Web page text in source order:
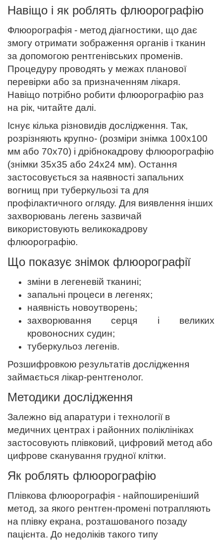
Навіщо і як роблять флюорографію
Флюорографія - метод діагностики, що дає
змогу отримати зображення органів і тканин
за допомогою рентгенівських променів.
Процедуру проводять у межах планової
перевірки або за призначенням лікаря.
Навіщо потрібно робити флюорографію раз
на рік, читайте далі.
Існує кілька різновидів дослідження. Так,
розрізняють крупно- (розміри знімка 100х100
мм або 70х70) і дрібнокадрову флюорографію
(знімки 35х35 або 24х24 мм). Остання
застосовується за наявності запальних
вогнищ при туберкульозі та для
профілактичного огляду. Для виявлення інших
захворювань легень зазвичай
використовують великокадрову
флюорографію.
Що показує знімок флюорографії
зміни в легеневій тканині;
запальні процеси в легенях;
наявність новоутворень;
захворювання серця і великих
кровоносних судин;
туберкульоз легенів.
Розшифровкою результатів дослідження
займається лікар-рентгенолог.
Методики дослідження
Залежно від апаратури і технології в
медичних центрах і районних поліклініках
застосовують плівковий, цифровий метод або
цифрове сканування грудної клітки.
Як роблять флюорографію
Плівкова флюорографія - найпоширеніший
метод, за якого рентген-промені потрапляють
на плівку екрана, розташованого позаду
пацієнта. До недоліків такого типу